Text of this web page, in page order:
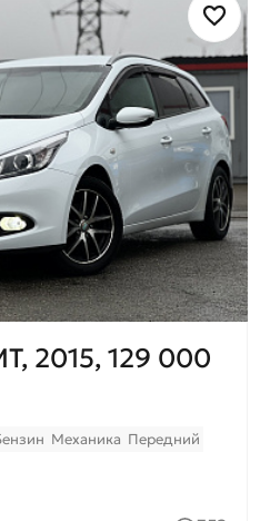
2015, 129 000
Механика Передний